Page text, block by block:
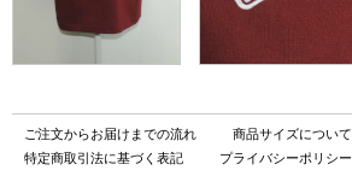
ご注文からお届けまでの流れ
商品サイズについて
特定商取引法に基づく表記
プライバシーポリシー